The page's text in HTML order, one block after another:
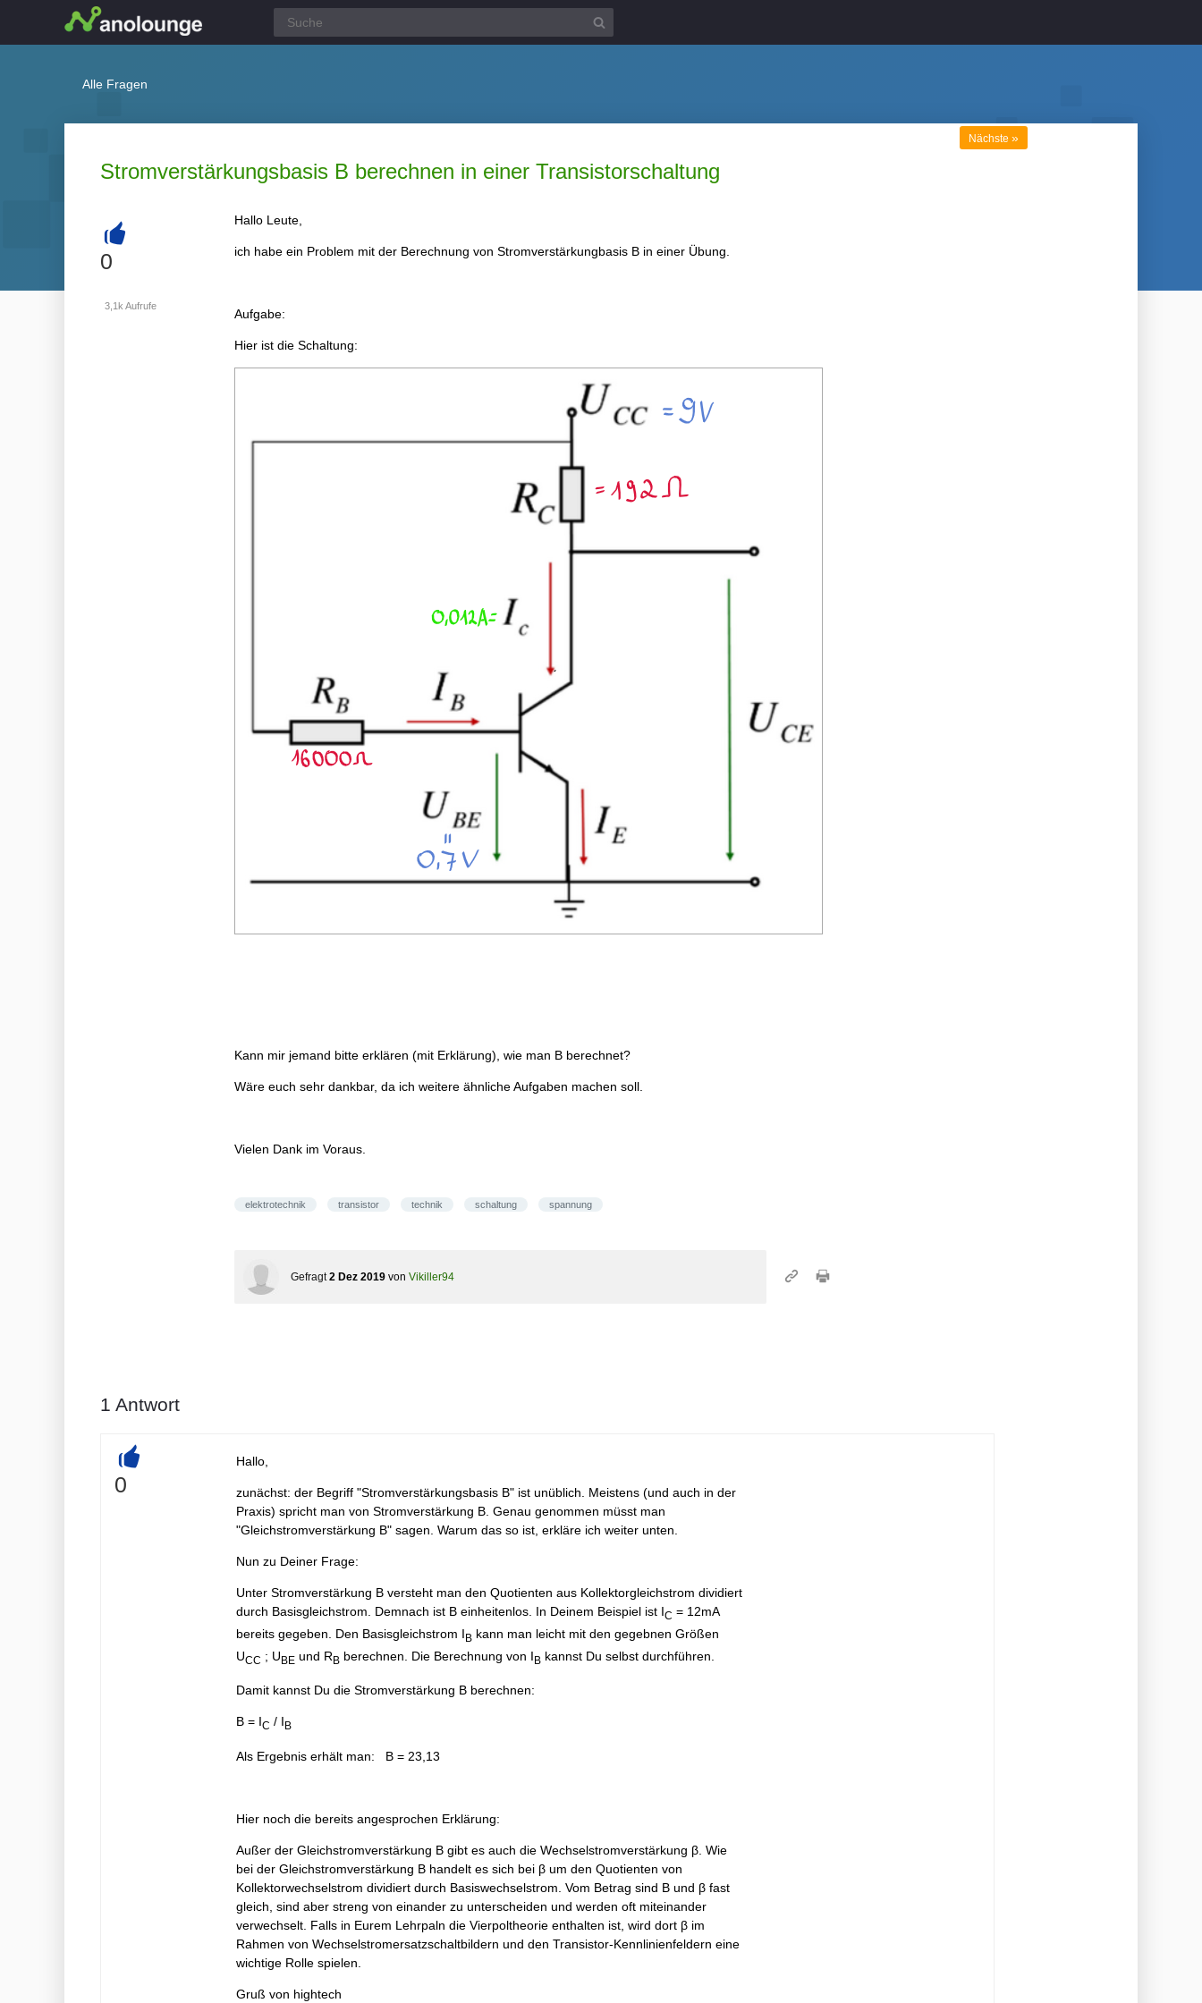
Alle Fragen
Stromverstärkungsbasis B berechnen in einer Transistorschaltung
Nächste »
+
0
3,1k Aufrufe
Hallo Leute,
ich habe ein Problem mit der Berechnung von Stromverstärkungbasis B in einer Übung.
Aufgabe:
Hier ist die Schaltung:
Kann mir jemand bitte erklären (mit Erklärung), wie man B berechnet?
Wäre euch sehr dankbar, da ich weitere ähnliche Aufgaben machen soll.
Vielen Dank im Voraus.
elektrotechnik transistor technik schaltung spannung
Gefragt 2 Dez 2019 von Vikiller94
1 Antwort
+
0
Hallo,
zunächst: der Begriff "Stromverstärkungsbasis B" ist unüblich. Meistens (und auch in der
Praxis) spricht man von Stromverstärkung B. Genau genommen müsst man
"Gleichstromverstärkung B" sagen. Warum das so ist, erkläre ich weiter unten.
Nun zu Deiner Frage:
Unter Stromverstärkung B versteht man den Quotienten aus Kollektorgleichstrom dividiert
durch Basisgleichstrom. Demnach ist B einheitenlos. In Deinem Beispiel ist IC = 12mA
bereits gegeben. Den Basisgleichstrom IB kann man leicht mit den gegebnen Größen
UCC ; UBEund RB berechnen. Die Berechnung von IB kannst Du selbst durchführen.
Damit kannst Du die Stromverstärkung B berechnen:
B = IC / I B
Als Ergebnis erhält man: B = 23,13
Hier noch die bereits angesprochen Erklärung:
Außer der Gleichstromverstärkung B gibt es auch die Wechselstromverstärkung β. Wie
bei der Gleichstromverstärkung B handelt es sich bei β um den Quotienten von
Kollektorwechselstrom dividiert durch Basiswechselstrom. Vom Betrag sind B und β fast
gleich, sind aber streng von einander zu unterscheiden und werden oft miteinander
verwechselt. Falls in Eurem Lehrpaln die Vierpoltheorie enthalten ist, wird dort β im
Rahmen von Wechselstromersatzschaltbildern und den Transistor-Kennlinienfeldern eine
wichtige Rolle spielen.
Gruß von hightech